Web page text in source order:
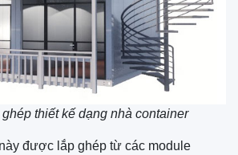
thiết kế dạng nhà container
được lắp ghép từ các module